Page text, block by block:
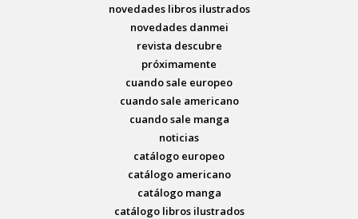
novedades libros ilustrados
novedades danmei
revista descubre
próximamente
cuando sale europeo
cuando sale americano
cuando sale manga
noticias
catálogo europeo
catálogo americano
catálogo manga
catálogo libros ilustrados